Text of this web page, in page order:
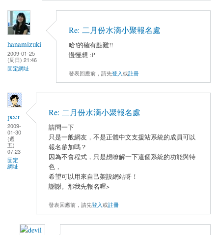
hanamizuki
2009-01-25
(周日) 21:46
固定網址
Re: 二月份水滴小聚報名處
哈!的確有點難!!
慢慢想 :P
發表回應前，請先登入或註冊
peer
2009-
01-30
(週
五)
07:23
固定
網址
Re: 二月份水滴小聚報名處
請問一下
只是一般網友，不是正體中文支援站系統的成員可以
報名參加嗎？
因為不會程式，只是想瞭解一下這個系統的功能與特
色，
希望可以用來自己架設網站呀！
謝謝。那我先報名喔>
發表回應前，請先登入或註冊